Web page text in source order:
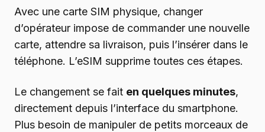
Avec une carte SIM physique, changer
d’opérateur impose de commander une nouvelle
carte, attendre sa livraison, puis l’insérer dans le
téléphone. L’eSIM supprime toutes ces étapes.
Le changement se fait en quelques minutes,
directement depuis l’interface du smartphone.
Plus besoin de manipuler de petits morceaux de